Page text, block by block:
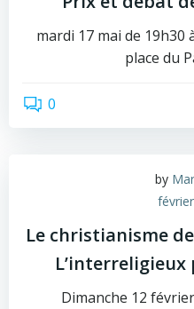
mardi 17 mai de 19h30
place du
0
by
Le christianisme
Dimanche 12